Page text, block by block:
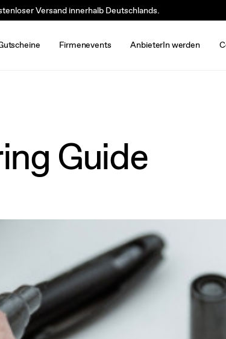
Versand innerhalb Deutschlands.
Firmenevents AnbieterIn werden
Guide